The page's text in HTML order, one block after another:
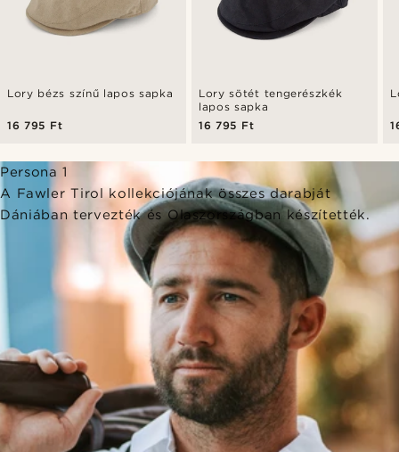
Lory bézs színű lapos sapka
16 795 Ft
Lory sötét tengerészkék
lapos sapka
16 795 Ft
Persona 1
A Fawler Tirol kollekciójának összes darabját
Dániában tervezték és Olaszországban készítették.